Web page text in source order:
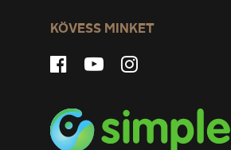
KÖVESS MINKET